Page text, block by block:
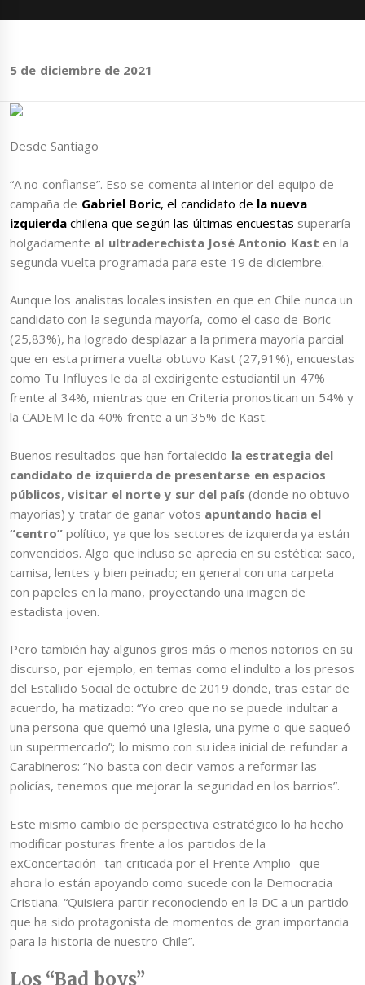
5 de diciembre de 2021
Desde Santiago
“A no confianse”. Eso se comenta al interior del equipo de
campaña de Gabriel Boric, el candidato de la nueva
izquierdachilena que según las últimas encuestas superaría
holgadamente al ultraderechista José Antonio Kast en la
segunda vuelta programada para este 19 de diciembre.
Aunque los analistas locales insisten en que en Chile nunca un
candidato con la segunda mayoría, como el caso de Boric
(25,83%), ha logrado desplazar a la primera mayoría parcial
que en esta primera vuelta obtuvo Kast (27,91%), encuestas
como Tu Influyes le da al exdirigente estudiantil un 47%
frente al 34%, mientras que en Criteria pronostican un 54% y
la CADEM le da 40% frente a un 35% de Kast.
Buenos resultados que han fortalecido la estrategia del
candidato de izquierda de presentarse en espacios
públicos, visitar el norte y sur del país (donde no obtuvo
mayorías) y tratar de ganar votos apuntando hacia el
“centro”político, ya que los sectores de izquierda ya están
convencidos. Algo que incluso se aprecia en su estética: saco,
camisa, lentes y bien peinado; en general con una carpeta
con papeles en la mano, proyectando una imagen de
estadista joven.
Pero también hay algunos giros más o menos notorios en su
discurso, por ejemplo, en temas como el indulto a los presos
del Estallido Social de octubre de 2019 donde, tras estar de
acuerdo, ha matizado: “Yo creo que no se puede indultar a
una persona que quemó una iglesia, una pyme o que saqueó
un supermercado”; lo mismo con su idea inicial de refundar a
Carabineros: “No basta con decir vamos a reformar las
policías, tenemos que mejorar la seguridad en los barrios”.
Este mismo cambio de perspectiva estratégico lo ha hecho
modificar posturas frente a los partidos de la
exConcertación -tan criticada por el Frente Amplio- que
ahora lo están apoyando como sucede con la Democracia
Cristiana. “Quisiera partir reconociendo en la DC a un partido
que ha sido protagonista de momentos de gran importancia
para la historia de nuestro Chile”.
Los “Bad boys”